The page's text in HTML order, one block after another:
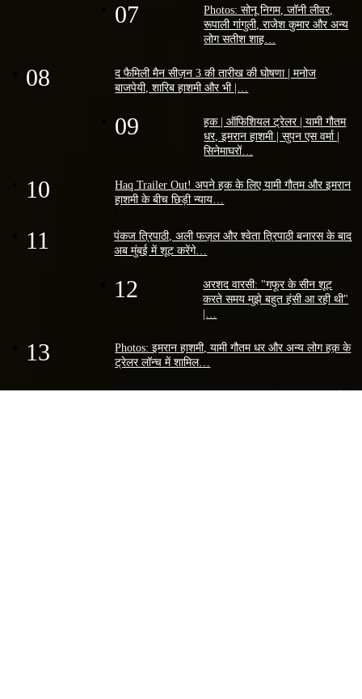
07
Photos: सोनू निगम, जॉनी लीवर,
रूपाली गांगुली, राजेश कुमार और अन्य
लोग सतीश शाह…
08
द फैमिली मैन सीज़न 3 की तारीख की घोषणा | मनोज
बाजपेयी, शारिब हाशमी और भी |…
09
हक | ऑफिशियल ट्रेलर | यामी गौतम
धर, इमरान हाशमी | सुपन एस वर्मा |
सिनेमाघरों…
10
Haq Trailer Out! अपने हक के लिए यामी गौतम और इमरान
हाशमी के बीच छिड़ी न्याय…
11
पंकज त्रिपाठी, अली फज़ल और श्वेता त्रिपाठी बनारस के बाद
अब मुंबई में शूट करेंगे…
12
अरशद वारसी: "गफूर के सीन शूट
करते समय मुझे बहुत हंसी आ रही थी"
|…
13
Photos: इमरान हाशमी, यामी गौतम धर और अन्य लोग हक़ के
ट्रेलर लॉन्च में शामिल…